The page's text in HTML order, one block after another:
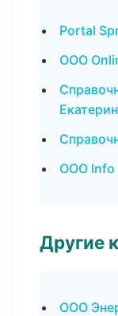
Portal
ООО
ООО Info
Другие
ООО